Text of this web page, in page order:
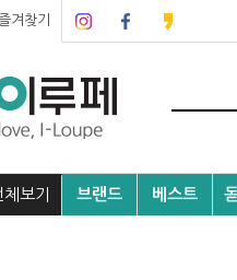
겨찾기
체보기 브랜드 베스트